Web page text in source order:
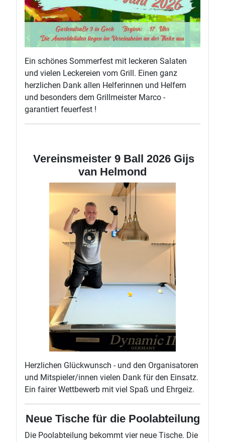
Ein schönes Sommerfest mit leckeren Salaten
und vielen Leckereien vom Grill. Einen ganz
herzlichen Dank allen Helferinnen und Helfern
und besonders dem Grillmeister Marco -
garantiert feuerfest !
Vereinsmeister 9 Ball 2026 Gijs
van Helmond
Herzlichen Glückwunsch - und den Organisatoren
und Mitspieler/innen vielen Dank für den Einsatz.
Ein fairer Wettbewerb mit viel Spaß und Ehrgeiz.
Neue Tische für die Poolabteilung
Die Poolabteilung bekommt vier neue Tische. Die